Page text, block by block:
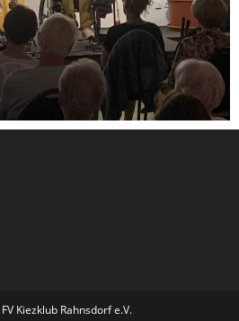
Kiezklub Rahnsdorf e.V.